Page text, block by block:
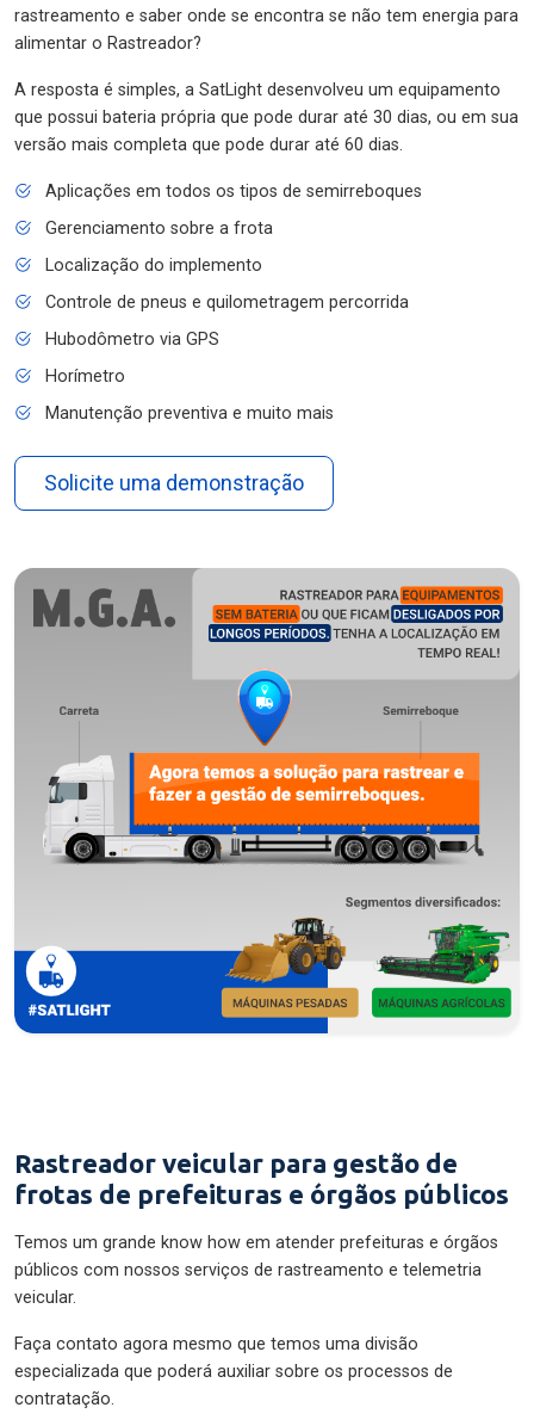
rastreamento e saber onde se encontra se não tem energia para
alimentar o Rastreador?
A resposta é simples, a SatLight desenvolveu um equipamento
que possui bateria própria que pode durar até 30 dias, ou em sua
versão mais completa que pode durar até 60 dias.
Aplicações em todos os tipos de semirreboques
Gerenciamento sobre a frota
Localização do implemento
Controle de pneus e quilometragem percorrida
Hubodômetro via GPS
Horímetro
Manutenção preventiva e muito mais
Solicite uma demonstração
Rastreador veicular para gestão de
frotas de prefeituras e órgãos públicos
Temos um grande know how em atender prefeituras e órgãos
públicos com nossos serviços de rastreamento e telemetria
veicular.
Faça contato agora mesmo que temos uma divisão
especializada que poderá auxiliar sobre os processos de
contratação.